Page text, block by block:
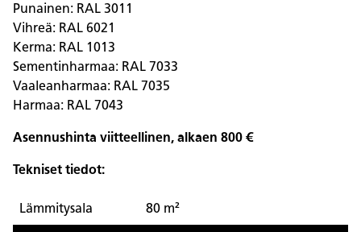
Punainen: RAL 3011
Vihreä: RAL 6021
Kerma: RAL 1013
Sementinharmaa: RAL 7033
Vaaleanharmaa: RAL 7035
Harmaa: RAL 7043
Asennushinta viitteellinen, alkaen 800 €
Tekniset tiedot:
Lämmitysala 80 m²